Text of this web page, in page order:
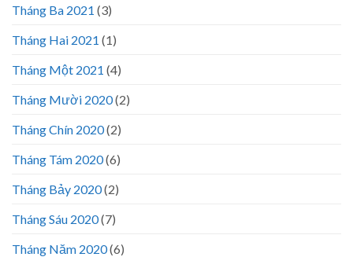
Tháng Ba 2021 (3)
Tháng Hai 2021 (1)
Tháng Một 2021 (4)
Tháng Mười 2020(2)
Tháng Chín 2020(2)
Tháng Tám 2020(6)
Tháng Bảy 2020(2)
Tháng Sáu 2020(7)
Tháng Năm 2020(6)